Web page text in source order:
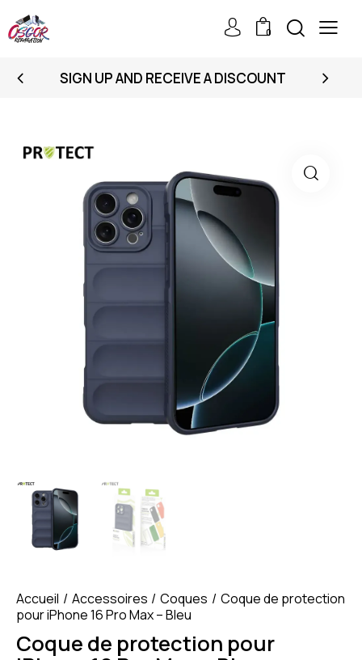
0
SIGN UP AND RECEIVE A DISCOUNT
Accueil Accessoires Coques
Coque de protection
pour iPhone 16 Pro Max – Bleu
Coque de protection pour